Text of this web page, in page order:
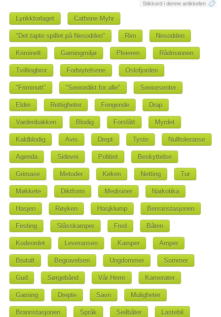
Stikkord i denne artikkelen
Lyrikkforlaget Cathrine Myhr
"Det tapte spillet på Nesodden" Rim Nesodden
Kriminelt Gamingmiljø Pleieren Rådmannen
Tvillingbror Forbrytelsene Oslofjorden
"Friminutt" "Seniordikt for alle" Seniorsenter
Eldre Rettigheter Fengende Drap
Vardenbakken Blodig Forslått Myrdet
Kaldblodig Avis Drept Tyste Nulltoleranse
Agenda Sidevei Politiet Beskyttelse
Grimase Metoder Kirken Netting Tur
Møkkete Diktform Medisiner Narkotika
Hasjen Røyken Hasjklump Bensinstasjonen
Festing Slåsskamper Fred Båten
Kodeordet Leveransen Kamper Amper
Brutalt Begravelsen Ungdommer Sommer
Gud Sørgebånd Vår Herre Kamerater
Gaming Drepte Savn Muligheter
Brannstasjonen Språk Seilbåter Lastebil